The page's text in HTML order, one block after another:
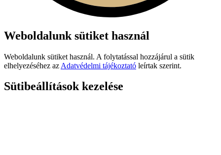
Weboldalunk sütiket használ
Weboldalunk sütiket használ. A folytatással hozzájárul a sütik
elhelyezéséhez az Adatvédelmi tájékoztató leírtak szerint.
Sütibeállítások kezelése